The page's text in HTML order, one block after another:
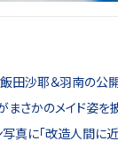
飯田沙耶＆羽南の公
まさかのメイド姿を
真に「改造人間に